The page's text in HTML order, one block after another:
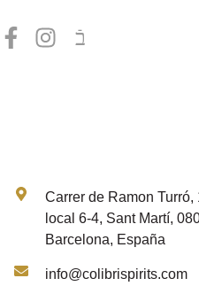
Carrer de Ramon Turró,
local 6-4, Sant Martí,
Barcelona, España
info@colibrispirits.com